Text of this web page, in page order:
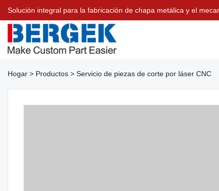
Solución integral para la fabricación de chapa metálica y el
Hogar > Productos > Servicio de piezas de corte por láser CNC